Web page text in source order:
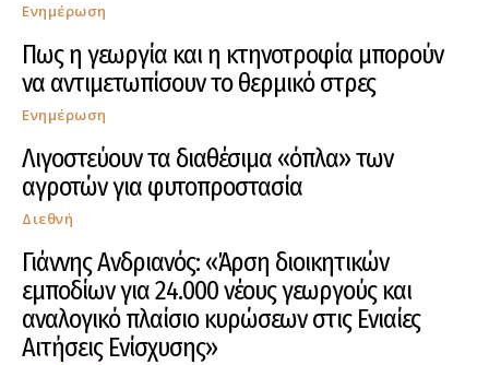
Ενημέρωση
Πως η γεωργία και η κτηνοτροφία μπορούν
να αντιμετωπίσουν το θερμικό στρες
Ενημέρωση
Λιγοστεύουν τα διαθέσιμα «όπλα» των
αγροτών για φυτοπροστασία
Διεθνή
Γιάννης Ανδριανός: «Άρση διοικητικών
εμποδίων για 24.000 νέους γεωργούς και
αναλογικό πλαίσιο κυρώσεων στις Ενιαίες
Αιτήσεις Ενίσχυσης»